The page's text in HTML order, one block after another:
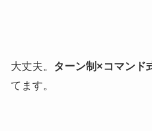
大丈夫。 ターン制×コマンド
てます。